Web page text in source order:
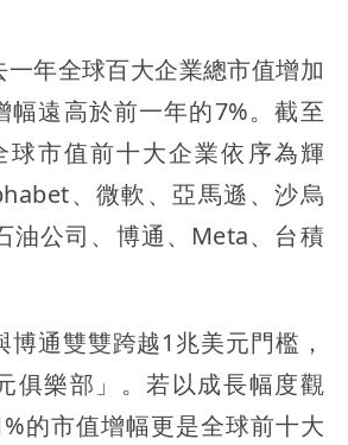
年全球百大企業總市值增加
幅遠高於前一年的7%。截至
球市值前十大企業依序為輝
、微軟、亞馬遜、沙烏
油公司、博通、Meta、台積
博通雙雙跨越1兆美元門檻，
俱樂部」。若以成長幅度觀
的市值增幅更是全球前十大